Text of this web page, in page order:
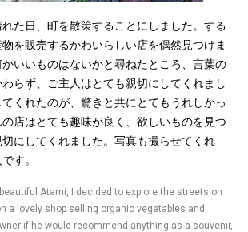
た日、町を散策することにしました。する
を販売するかわいらしい店を偶然見つけま
いいものはないかと尋ねたところ、言葉の
らず、ご主人はとても親切にしてくれまし
くれたのが、驚きと共にとてもうれしかっ
店はとても趣味が良く、欲しいものを見つ
にしてくれました。写真も撮らせてくれ
す。
Atami, I decided to explore the streets on
a lovely shop selling organic vegetables and
if he would recommend anything as a souvenir,